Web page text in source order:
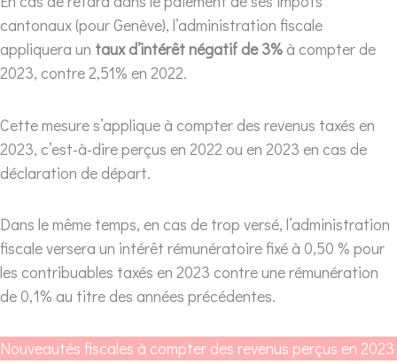
cantonaux (pour Genève), l’administration fiscale
appliquera un taux d’intérêt négatif de 3% à compter de
2023, contre 2,51% en 2022.
Cette mesure s’applique à compter des revenus taxés en
2023, c’est-à-dire perçus en 2022 ou en 2023 en cas de
déclaration de départ.
Dans le même temps, en cas de trop versé, l’administration
fiscale versera un intérêt rémunératoire fixé à 0,50 % pour
les contribuables taxés en 2023 contre une rémunération
de 0,1% au titre des années précédentes.
Nouveautés fiscales à compter des revenus perçus en 2023